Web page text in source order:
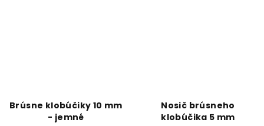
Brúsne klobúčiky 10 mm
- jemné
Nosič brúsneho
klobúčika 5 mm